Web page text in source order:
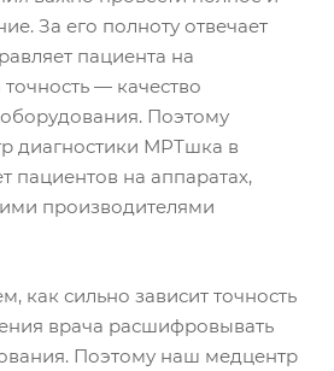
За его полноту отвечает
пациента на
— качество
Поэтому
диагностики МРТшка в
пациентов на аппаратах,
производителями
как сильно зависит точность
врача расшифровывать
Поэтому наш медцентр